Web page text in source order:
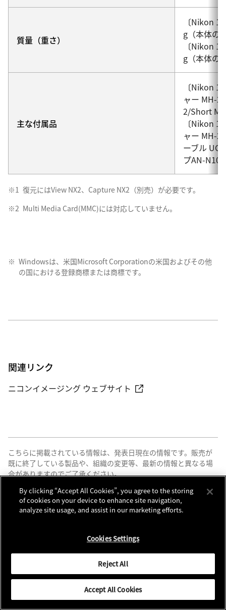
質量（重さ）
〔Nikon
g（本体の
〔Nikon
g（本体の
主な付属品
〔Nikon
ャー MH-
2/Short
〔Nikon
ャー MH-
ーブル
プAN-
※1 復元にはView NX2、Capture NX2（別売）が必要です。
※2 Multi Media Card(MMC)には対応していません。
※ Windowsは、米国Microsoft Corporationの米国およびその他
の国における登録商標または商標です。
関連リンク
ニコンイメージング ウェブサイト
こちらに掲載されている情報は、発表日現在の情報です。販売が
既に終了している製品や、組織の変更等、最新の情報と異なる場
合がありますのでご了承ください。
シェアする
By clicking “Accept All Cookies”, you agree to the storing
of cookies on your device to enhance site navigation,
analyze site usage, and assist in our marketing efforts.
Cookies Settings
Reject All
Accept All Cookies